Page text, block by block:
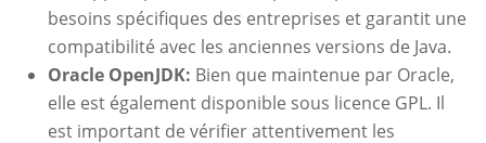
besoins spécifiques des entreprises et garantit une
compatibilité avec les anciennes versions de Java.
Oracle OpenJDK: Bien que maintenue par Oracle,
elle est également disponible sous licence GPL. Il
est important de vérifier attentivement les